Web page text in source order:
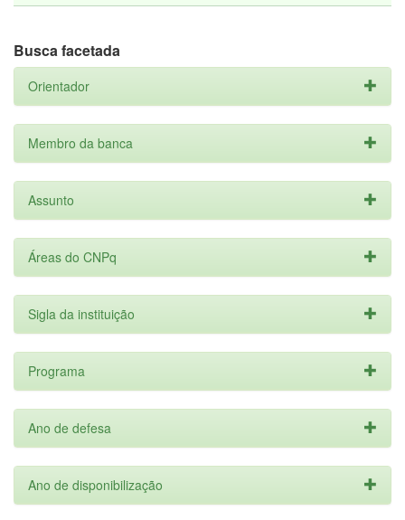
Busca facetada
Orientador
Membro da banca
Assunto
Áreas do CNPq
Sigla da instituição
Programa
Ano de defesa
Ano de disponibilização